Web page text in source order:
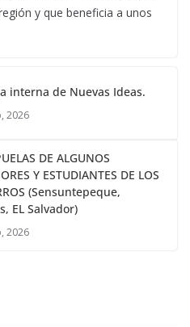
y que beneficia a unos
interna de Nuevas Ideas.
2026
DE ALGUNOS
Y ESTUDIANTES DE LOS
(Sensuntepeque,
EL Salvador)
2026